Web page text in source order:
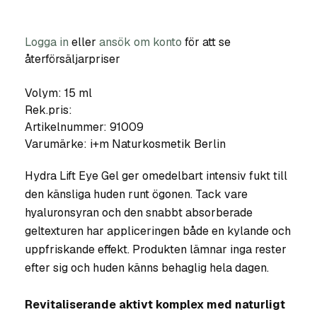
Logga in eller ansök om konto för att se
återförsäljarpriser
Volym: 15 ml
Rek.pris:
Artikelnummer: 91009
Varumärke: i+m Naturkosmetik Berlin
Hydra Lift Eye Gel ger omedelbart intensiv fukt till
den känsliga huden runt ögonen. Tack vare
hyaluronsyran och den snabbt absorberade
geltexturen har appliceringen både en kylande och
uppfriskande effekt. Produkten lämnar inga rester
efter sig och huden känns behaglig hela dagen.
Revitaliserande aktivt komplex med naturligt